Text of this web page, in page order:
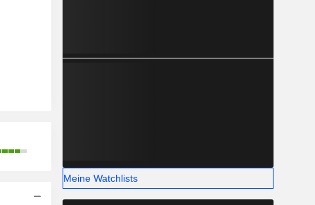
Meine Watchlists